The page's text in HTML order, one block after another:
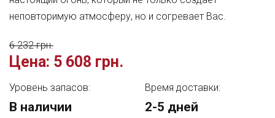
неповторимую атмосферу, но и согревает Вас.
Цена: 5 608 грн.
6 232 грн.
Уровень запасов:
В наличии
Время доставки:
2-5 дней